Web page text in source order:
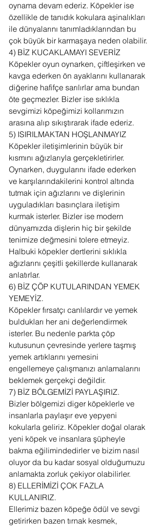
oynama devam ederiz. Köpekler ise
özellikle de tanıdık kokulara aşinalıkları
ile dünyalarını tanımladıklarından bu
çok büyük bir karmaşaya neden olabilir.
4) BİZ KUCAKLAMAYI SEVERİZ
Köpekler oyun oynarken, çiftleşirken ve
kavga ederken ön ayaklarını kullanarak
diğerine hafifçe sarılırlar ama bundan
öte geçmezler. Bizler ise sıklıkla
sevgimizi köpeğimizi kollarımızın
arasına alıp sıkıştırarak ifade ederiz.
5) ISIRILMAKTAN HOŞLANMAYIZ
Köpekler iletişimlerinin büyük bir
kısmını ağızlarıyla gerçekletirirler.
Oynarken, duygularını ifade ederken
ve karşılarındakilerini kontrol altında
tutmak için ağızlarını ve dişlerinin
uyguladıkları basınçlara iletişim
kurmak isterler. Bizler ise modern
dünyamızda dişlerin hiç bir şekilde
tenimize değmesini tolere etmeyiz.
Halbuki köpekler dertlerini sıklıkla
ağızlarını çeşitli şekillerde kullanarak
anlatırlar.
6) BİZ ÇÖP KUTULARINDAN YEMEK
YEMEYİZ.
Köpekler fırsatçı canlılardır ve yemek
buldukları her ani değerlendirmek
isterler. Bu nedenle parkta çöp
kutusunun çevresinde yerlere taşmış
yemek artıklarını yemesini
engellemeye çalışmanızı anlamalarını
beklemek gerçekçi değildir.
7) BİZ BÖLGEMİZİ PAYLAŞIRIZ.
Bizler bölgemizi diger köpeklerle ve
insanlarla paylaşır eve yepyeni
kokularla geliriz. Köpekler doğal olarak
yeni köpek ve insanlara şüpheyle
bakma eğilimindedirler ve bizim nasıl
oluyor da bu kadar sosyal olduğumuzu
anlamakta zorluk çekiyor olabilirler.
8) ELLERİMİZİ ÇOK FAZLA
KULLANIRIZ.
Ellerimiz bazen köpeğe ödül ve sevgi
getirirken bazen tırnak kesmek,